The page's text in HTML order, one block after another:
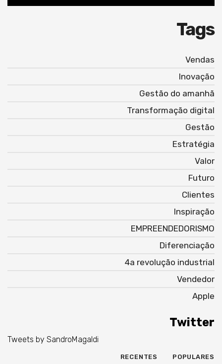
Tags
Vendas
Inovação
Gestão do amanhã
Transformação digital
Gestão
Estratégia
Valor
Futuro
Clientes
Inspiração
EMPREENDEDORISMO
Diferenciação
4a revolução industrial
Vendedor
Apple
Twitter
Tweets by SandroMagaldi
POPULARES
RECENTES